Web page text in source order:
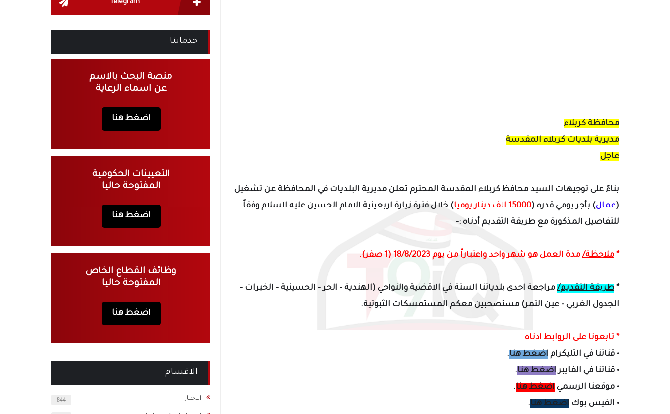
محافظة كربلاء
مديرية بلديات كربلاء المقدسة
عاجل
بناءً على توجيهات السيد محافظ كربلاء المقدسة المحترم تعلن مديرية البلديات في المحافظة عن تشغيل
(عمال) بأجر يومي قدره (15000 الف دينار يوميا ) خلال فترة زيارة اربعينية الامام الحسين عليه السلام وفقاً
للتفاصيل المذكورة مع طريقة التقديم أدناه :-
* ملاحظة/مدة العمل هو شهر واحد واعتباراً من يوم 18/8/2023 (1 صفر) .
* طريقة التقديم/مراجعة احدى بلدياتنا الستة في الاقضية والنواحي (الهندية - الحر - الحسينية - الخيرات -
الجدول الغربي - عين التمر) مستصحبين معكم المستمسكات الثبوتية.
* تابعونا على الروابط ادناه
• قناتنا في التليكرام اضغط هنا.
• قناتنا في الفايبراضغط هنا.
• موقعنا الرسمي اضغط هنا.
• الفيس بوك اضغط هنا.
Telegram
خدماتنا
منصة البحث بالاسم
عن اسماء الرعاية
اضغط هنا
التعيينات الحكومية
المفتوحة حاليا
اضغط هنا
وظائف القطاع الخاص
المفتوحة حاليا
اضغط هنا
الاقسام
الاخبار 844